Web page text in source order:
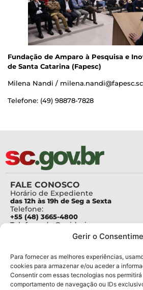
Gerir o
Para fornecer as melhores experiências,
cookies para armazenar e/ou aceder a
Consentir com essas tecnologias nos
comportamento de navegação ou IDs
Fundação de Amparo à Pesquisa e
de Santa Catarina (Fapesc)
Milena Nandi /
Telefone: (49) 98878-7828
FALE CONOSCO
Horário de Expediente
das 12h às 19h de Seg a Sexta
Telefone:
+55 (48) 3665-4800
Telefone da Ouvidoria
Para assuntos relacionados à
pesquisa@fapesc.sc.gov.br
Para assuntos relacionados à
inovacao@fapesc.sc.gov.br
Para assuntos relacionados à Bolsas